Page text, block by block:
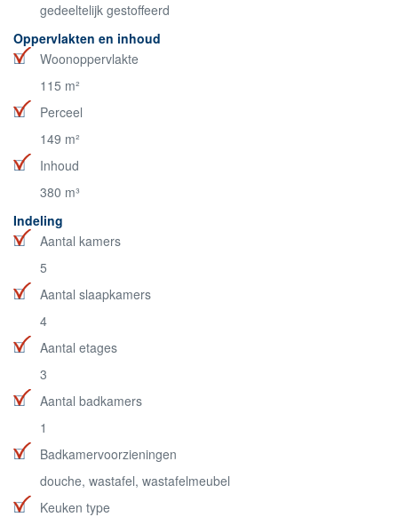
gedeeltelijk gestoffeerd
Oppervlakten en inhoud
Woonoppervlakte
115 m²
Perceel
149 m²
Inhoud
380 m³
Indeling
Aantal kamers
5
Aantal slaapkamers
4
Aantal etages
3
Aantal badkamers
1
Badkamervoorzieningen
douche, wastafel, wastafelmeubel
Keuken type